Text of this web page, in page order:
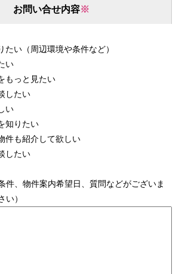
お問い合せ内容※
たい（周辺環境や条件など）
い
もっと見たい
したい
い
知りたい
件も紹介して欲しい
したい
件、物件案内希望日、質問などがございま
い）